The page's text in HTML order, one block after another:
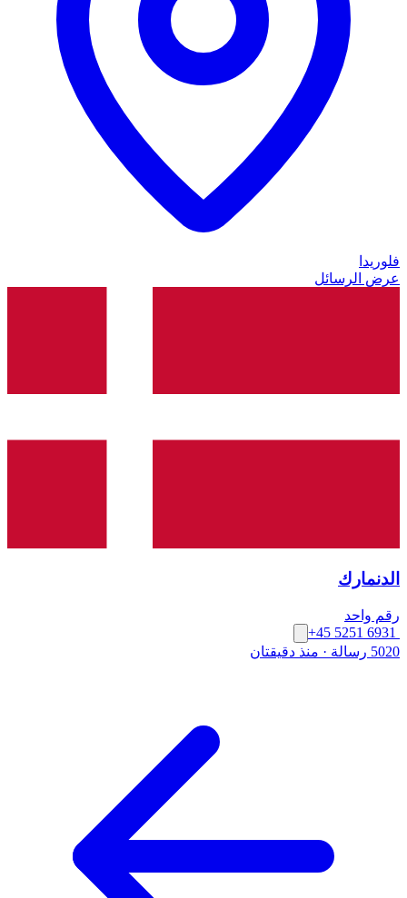
فلوريدا
عرض الرسائل
الدنمارك
رقم واحد
+45 5251 6931
5020 رسالة
· منذ دقيقتان